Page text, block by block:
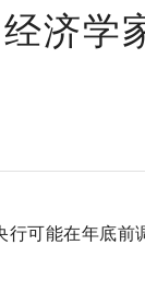
济学
可能在年底前